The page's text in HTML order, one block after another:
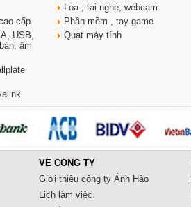
cấp
USB,
âm
Loa , tai nghe, webcam
Phần mềm , tay game
Quạt máy tính
VỀ CÔNG TY
Giới thiệu công ty Ánh Hào
Lịch làm việc